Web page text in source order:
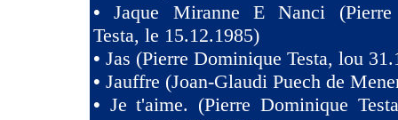
•Jaque Miranne E Nanci (Pierre
Testa, le 15.12.1985)
• Jas (Pierre Dominique Testa, lou
• Jauffre (Joan-Glaudi Puech de
• Je t'aime. (Pierre Dominique